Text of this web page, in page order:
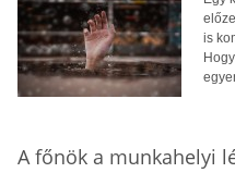
is
A főnök a munkahelyi